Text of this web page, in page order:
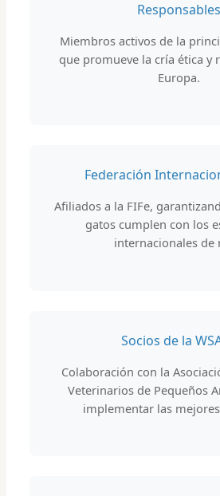
Responsables
Miembros activos de la
que promueve la cría ética y
Europa.
Federación
Afiliados a la FIFe,
gatos cumplen con los
internacionales de
Socios de la
Colaboración con la
Veterinarios de Pequeños
implementar las